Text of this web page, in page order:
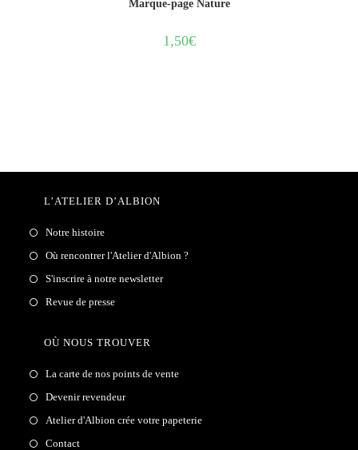
Marque-page Nature
1,50€
L’ATELIER D’ALBION
Notre histoire
Où rencontrer l'Atelier d'Albion ?
S'inscrire à notre newsletter
Revue de presse
OÙ NOUS TROUVER
La carte de nos points de vente
Devenir revendeur
Atelier d'Albion crée votre papeterie
Contact